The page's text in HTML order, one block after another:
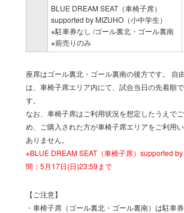
BLUE DREAM SEAT（車椅子席）
supported by MIZUHO（小中学生）
※駐車券なし /ゴール裏北・ゴール裏南
※前売りのみ
座席はゴール裏北・ゴール裏南の後方です。
自
は、車椅子席エリア内にて、試合当日の先着順
す。
なお、車椅子席はご利用状況を想定したうえで
め、ご購入された方が車椅子席エリアをご利用
ありません。
※BLUE DREAM SEAT（車椅子席）supported
間：5月17日(日)23:59まで
【ご注意】
・車椅子席（ゴール裏北・ゴール裏南）は駐車